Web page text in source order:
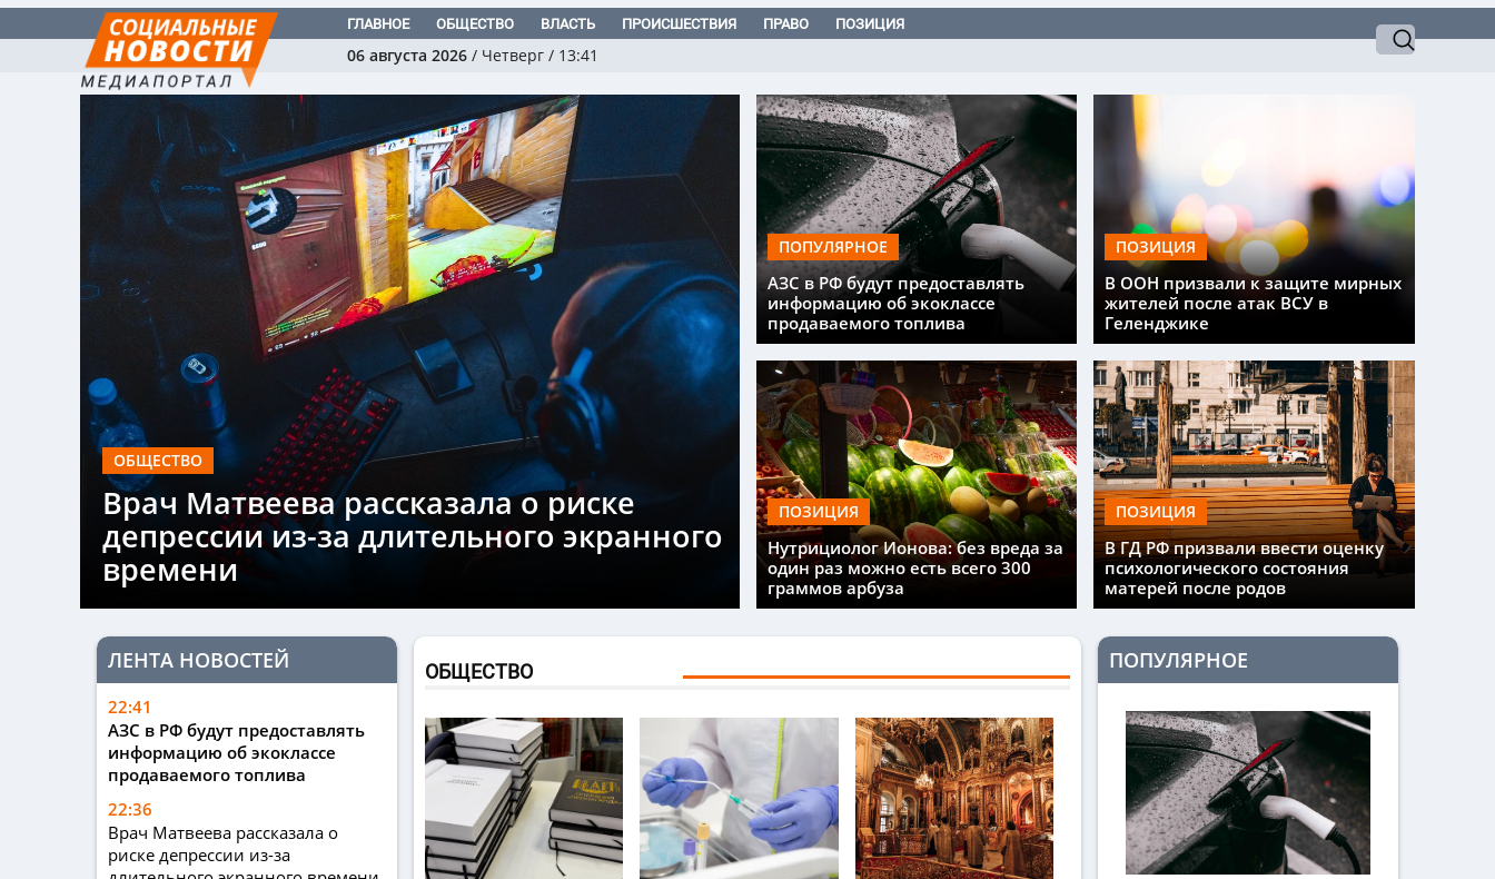
ГЛАВНОЕ ОБЩЕСТВО ВЛАСТЬ ПРОИСШЕСТВИЯ ПРАВО ПОЗИЦИЯ
06 августа 2026 / Четверг / 13:41
ОБЩЕСТВО
Врач Матвеева рассказала о риске
депрессии из-за длительного экранного
времени
ПОПУЛЯРНОЕ
АЗС в РФ будут предоставлять
информацию об экоклассе
продаваемого топлива
ПОЗИЦИЯ
Нутрициолог Ионова: без вреда за
один раз можно есть всего 300
граммов арбуза
ПОЗИЦИЯ
В ООН призвали к защите мирных
жителей после атак ВСУ в
Геленджике
ПОЗИЦИЯ
В ГД РФ призвали ввести оценку
психологического состояния
матерей после родов
ЛЕНТА НОВОСТЕЙ
22:41
АЗС в РФ будут предоставлять
информацию об экоклассе
продаваемого топлива
22:36
Врач Матвеева рассказала о
риске депрессии из-за
ОБЩЕСТВО ПОПУЛЯРНОЕ